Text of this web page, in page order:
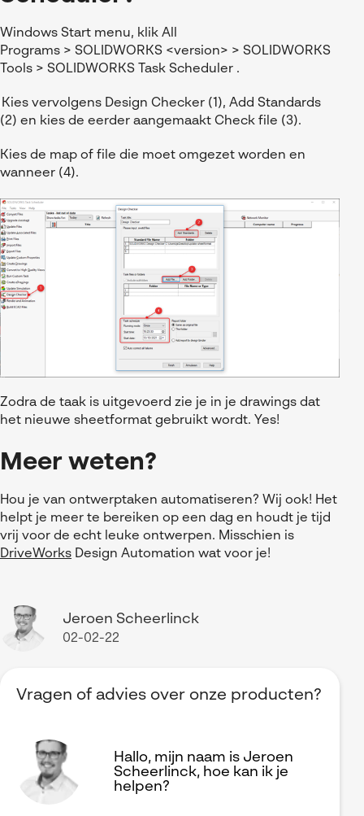
Windows Start menu, klik All
Programs > SOLIDWORKS <version> > SOLIDWORKS
Tools > SOLIDWORKS Task Scheduler .
Kies vervolgens Design Checker (1), Add Standards
(2) en kies de eerder aangemaakt Check file (3).
Kies de map of file die moet omgezet worden en
wanneer (4).
Zodra de taak is uitgevoerd zie je in je drawings dat
het nieuwe sheetformat gebruikt wordt. Yes!
Meer weten?
Hou je van ontwerptaken automatiseren? Wij ook! Het
helpt je meer te bereiken op een dag en houdt je tijd
vrij voor de echt leuke ontwerpen. Misschien is
DriveWorks Design Automation wat voor je!
Jeroen Scheerlinck
02-02-22
Vragen of advies over onze producten?
Hallo, mijn naam is Jeroen
Scheerlinck, hoe kan ik je
helpen?